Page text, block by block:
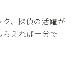
ク、探偵の活躍が
えれば十分で